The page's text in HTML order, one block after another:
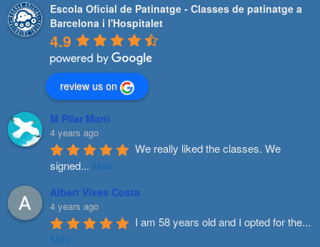
Escola Oficial de Patinatge - Classes de patinatge a
Barcelona i l'Hospitalet
4.9
review us on
M Pilar Marti
4 years ago
We really liked the classes. We
signed... Més
Albert Vives Costa
4 years ago
I am 58 years old and I opted for the...
Més